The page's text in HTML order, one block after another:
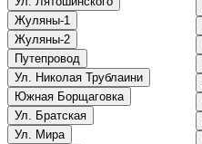
Жуляны-1
Жуляны-2
Путепровод
Ул. Николая Трублаини
Южная Борщаговка
Ул. Братская
Ул. Мира